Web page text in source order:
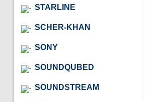
STARLINE
SCHER-KHAN
SONY
SOUNDQUBED
SOUNDSTREAM